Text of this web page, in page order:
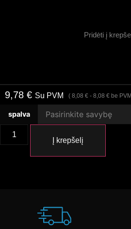
Pridėti į
9,78 € Su PVM ( 8,08 € - 8,08 € be
spalva
Į krepšelį